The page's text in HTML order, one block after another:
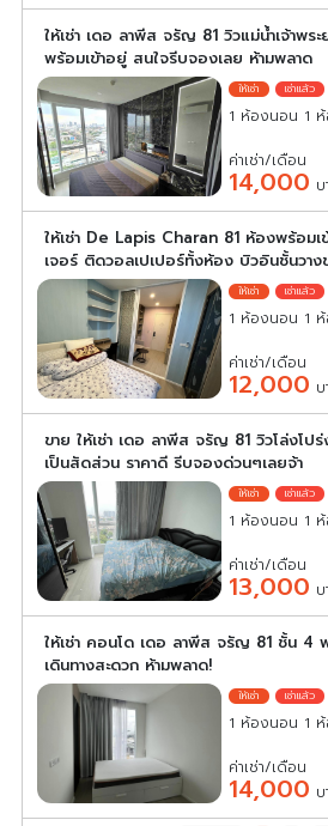
ให้เช่า เดอ ลาพีส จรัญ 81 วิวแม่น้ำเจ้าพร
พร้อมเข้าอยู่ สนใจรีบจองเลย ห้ามพลาด
1 ห้องนอน 1
ค่าเช่า/เดือน
14,000
ให้เช่า De Lapis Charan 81 ห้องพร้อม
เจอร์ ติดวอลเปเปอร์ทั้งห้อง บิวอินชั้นวา
1 ห้องนอน 1
ค่าเช่า/เดือน
12,000
ขาย ให้เช่า เดอ ลาพีส จรัญ 81 วิวโล่งโ
เป็นสัดส่วน ราคาดี รีบจองด่วนๆเลยจ้า
1 ห้องนอน 1
ค่าเช่า/เดือน
13,000
ให้เช่า คอนโด เดอ ลาพีส จรัญ 81 ชั้น 4
เดินทางสะดวก ห้ามพลาด!
1 ห้องนอน 1
ค่าเช่า/เดือน
14,000